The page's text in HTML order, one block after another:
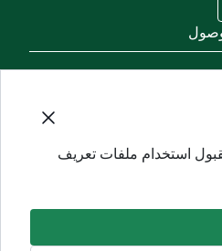
استخدام ملفات تعريف